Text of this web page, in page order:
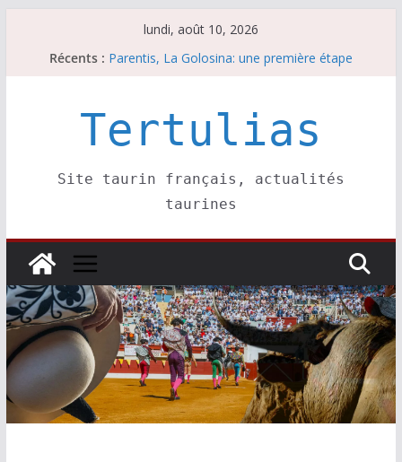
lundi, août 10, 2026
Récents :
Coup de foudre à Soustons
Parentis, La Golosina: une première étape
Les brèves du dimanche 9 août
Tertulias
Site taurin français, actualités
taurines